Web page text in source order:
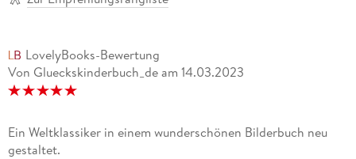
LovelyBooks-Bewertung
Von Glueckskinderbuch_de am 14.03.2023
Ein Weltklassiker in einem wunderschönen Bilderbuch neu
gestaltet.